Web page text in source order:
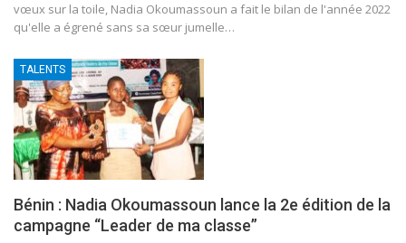
vœux sur la toile, Nadia Okoumassoun a fait le bilan de l'année 2022
qu'elle a égrené sans sa sœur jumelle…
TALENTS
Bénin : Nadia Okoumassoun lance la 2e édition de la
campagne “Leader de ma classe”